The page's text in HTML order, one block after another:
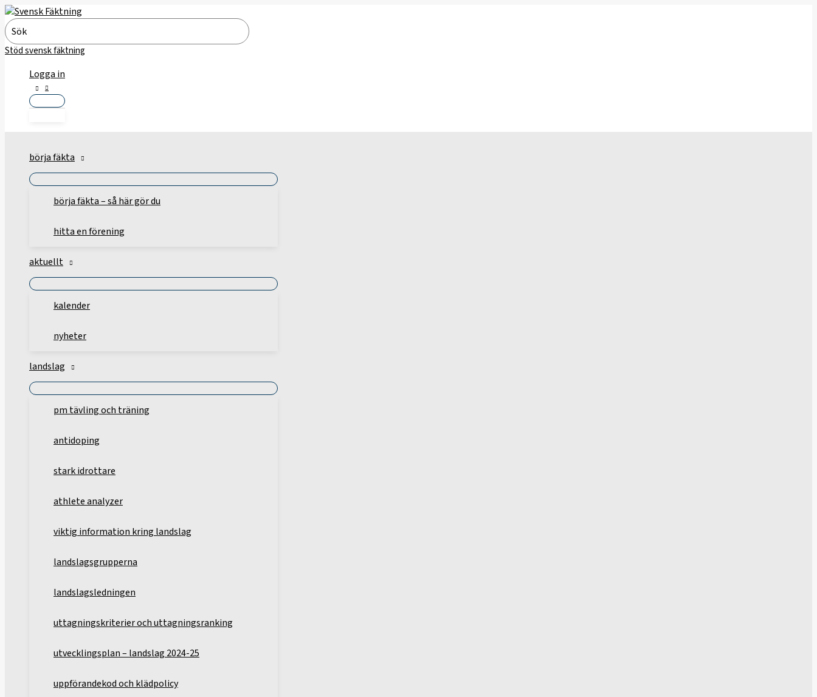
Hoppa
till
innehåll
Search
for:
Stöd svensk fäktning
Logga in
börja fäkta
börja fäkta – så här gör du
hitta en förening
aktuellt
kalender
nyheter
landslag
pm tävling och träning
antidoping
stark idrottare
athlete analyzer
viktig information kring landslag
landslagsgrupperna
landslagsledningen
uttagningskriterier och uttagningsranking
utvecklingsplan – landslag 2024-25
uppförandekod och klädpolicy